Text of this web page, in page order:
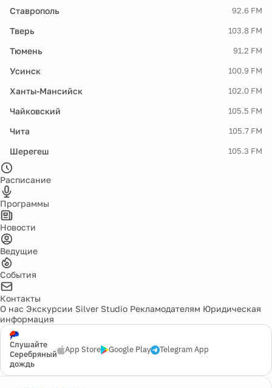
Ставрополь 92.6 FM
Тверь 103.8 FM
Тюмень 91.2 FM
Усинск 100.9 FM
Ханты-Мансийск 102.0 FM
Чайковский 105.5 FM
Чита 105.7 FM
Шерегеш 105.3 FM
Расписание
Программы
Новости
Ведущие
События
Контакты
О нас Экскурсии Silver Studio Рекламодателям Юридическая
информация
Слушайте
Серебряный
дождь
App Store Google Play Telegram App